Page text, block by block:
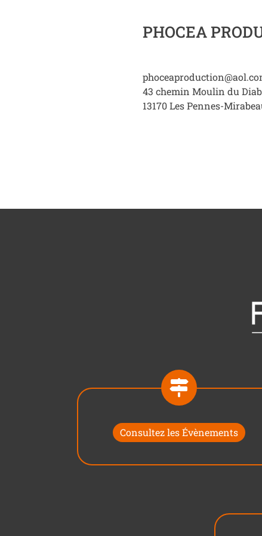
PHOCEA
43 chemin Moulin du
13170Les Pennes-
Consultez les Évènements